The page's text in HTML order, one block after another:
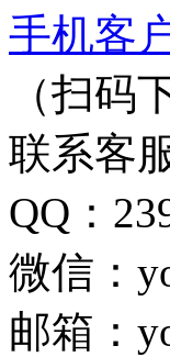
手机客
（扫码
联系客
QQ：
微信：
邮箱：